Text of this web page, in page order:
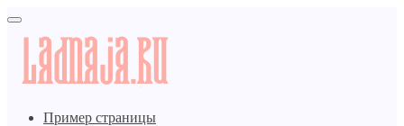
Пример страницы